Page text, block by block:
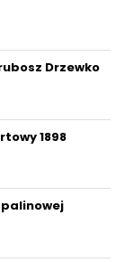
Drzewko
1898